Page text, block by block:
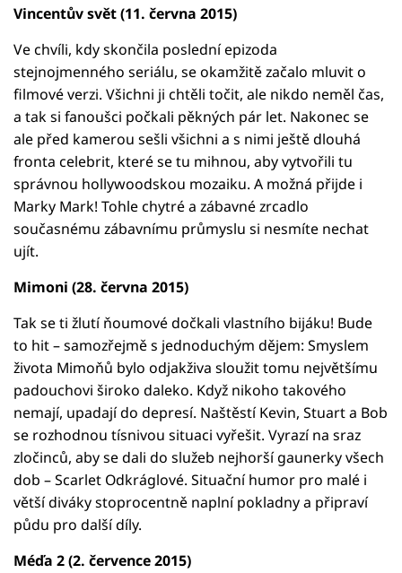
Vincentův svět (11. června 2015)
Ve chvíli, kdy skončila poslední epizoda
stejnojmenného seriálu, se okamžitě začalo mluvit o
filmové verzi. Všichni ji chtěli točit, ale nikdo neměl čas,
a tak si fanoušci počkali pěkných pár let. Nakonec se
ale před kamerou sešli všichni a s nimi ještě dlouhá
fronta celebrit, které se tu mihnou, aby vytvořili tu
správnou hollywoodskou mozaiku. A možná přijde i
Marky Mark! Tohle chytré a zábavné zrcadlo
současnému zábavnímu průmyslu si nesmíte nechat
ujít.
Mimoni (28. června 2015)
Tak se ti žlutí ňoumové dočkali vlastního bijáku! Bude
to hit – samozřejmě s jednoduchým dějem: Smyslem
života Mimoňů bylo odjakživa sloužit tomu největšímu
padouchovi široko daleko. Když nikoho takového
nemají, upadají do depresí. Naštěstí Kevin, Stuart a Bob
se rozhodnou tísnivou situaci vyřešit. Vyrazí na sraz
zločinců, aby se dali do služeb nejhorší gaunerky všech
dob – Scarlet Odkráglové. Situační humor pro malé i
větší diváky stoprocentně naplní pokladny a připraví
půdu pro další díly.
Méďa 2 (2. července 2015)